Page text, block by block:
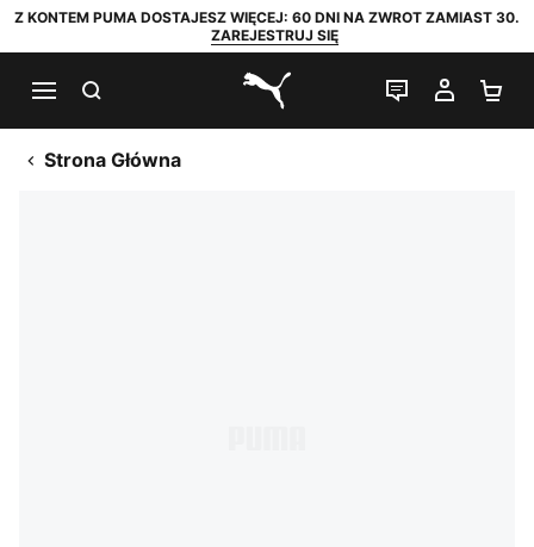
Z KONTEM PUMA DOSTAJESZ WIĘCEJ: 60 DNI NA ZWROT ZAMIAST 30.
ZAREJESTRUJ SIĘ
PUMA.com
CZAT NA
MOJE
Strona Główna